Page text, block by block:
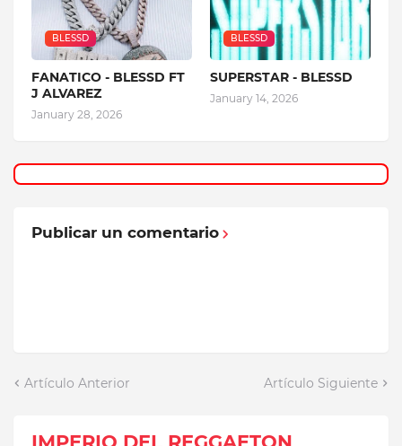
BLESSD
FANATICO - BLESSD FT
J ALVAREZ
January 28, 2026
BLESSD
SUPERSTAR - BLESSD
January 14, 2026
Publicar un comentario
Artículo Anterior Artículo Siguiente